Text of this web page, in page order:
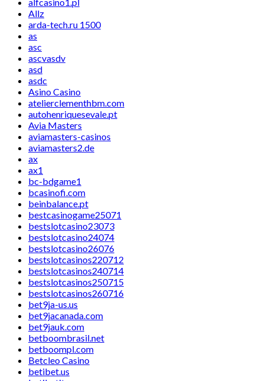
Allz
arda-tech.ru 1500
as
asc
ascvasdv
asd
asdc
Asino Casino
atelierclementhbm.com
autohenriquesevale.pt
Avia Masters
aviamasters-casinos
aviamasters2.de
ax
ax1
bc-bdgame1
bcasinofi.com
beinbalance.pt
bestcasinogame25071
bestslotcasino23073
bestslotcasino24074
bestslotcasino26076
bestslotcasinos220712
bestslotcasinos240714
bestslotcasinos250715
bestslotcasinos260716
bet9ja-us.us
bet9jacanada.com
bet9jauk.com
betboombrasil.net
betboompl.com
Betcleo Casino
betibet.us